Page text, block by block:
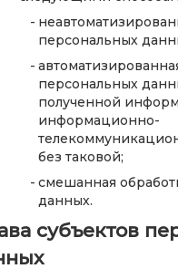
персональных
персональных
полученной
информационно-
без таковой;
смешанная
данных.
субъектов